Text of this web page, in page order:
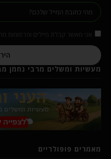
מעשיות ומשלים מרבי נחמן
מאמרים פופולריים